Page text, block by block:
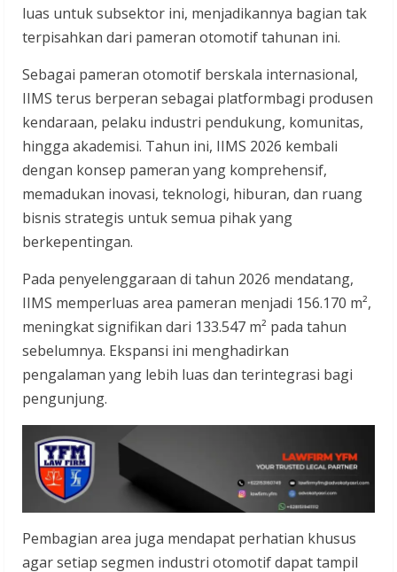
luas untuk subsektor ini, menjadikannya bagian tak
terpisahkan dari pameran otomotif tahunan ini.
Sebagai pameran otomotif berskala internasional,
IIMS terus berperan sebagai platformbagi produsen
kendaraan, pelaku industri pendukung, komunitas,
hingga akademisi. Tahun ini, IIMS 2026 kembali
dengan konsep pameran yang komprehensif,
memadukan inovasi, teknologi, hiburan, dan ruang
bisnis strategis untuk semua pihak yang
berkepentingan.
Pada penyelenggaraan di tahun 2026 mendatang,
IIMS memperluas area pameran menjadi 156.170 m²,
meningkat signifikan dari 133.547 m² pada tahun
sebelumnya. Ekspansi ini menghadirkan
pengalaman yang lebih luas dan terintegrasi bagi
pengunjung.
Pembagian area juga mendapat perhatian khusus
agar setiap segmen industri otomotif dapat tampil